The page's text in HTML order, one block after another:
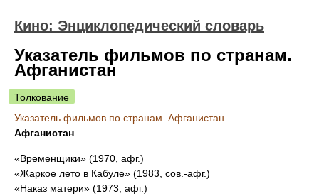
Кино: Энциклопедический словарь
Указатель фильмов по странам.
Афганистан
Толкование
Указатель фильмов по странам. Афганистан
Афганистан
«Временщики» (1970, афг.)
«Жаркое лето в Кабуле» (1983, сов.-афг.)
«Наказ матери» (1973, афг.)